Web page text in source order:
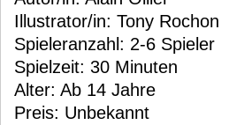
Illustrator/in: Tony Rochon
Spieleranzahl: 2-6 Spieler
Spielzeit: 30 Minuten
Alter: Ab 14 Jahre
Preis: Unbekannt